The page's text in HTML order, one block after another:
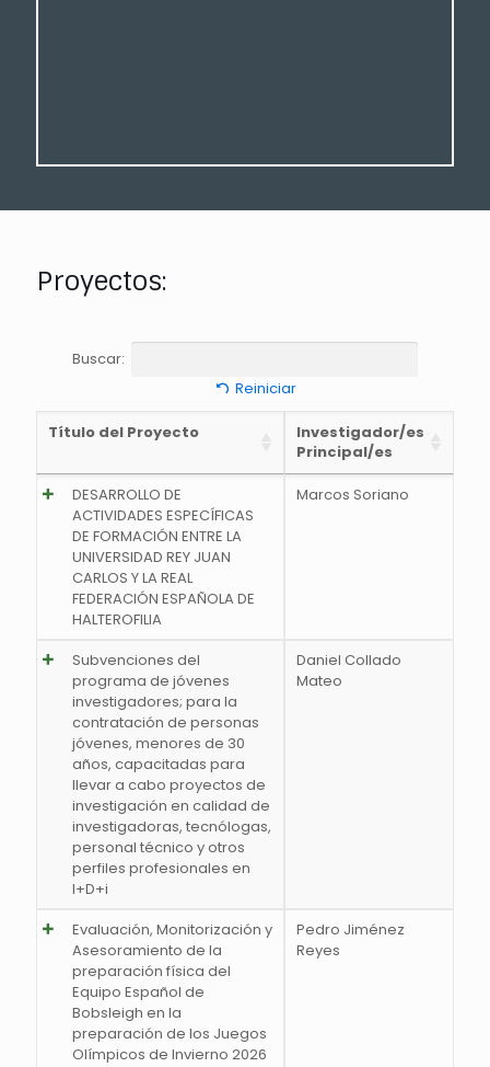
Proyectos:
Buscar:
Reiniciar
Título del Proyecto
Investigador/es
Principal/es
DESARROLLO DE
ACTIVIDADES ESPECÍFICAS
DE FORMACIÓN ENTRE LA
UNIVERSIDAD REY JUAN
CARLOS Y LA REAL
FEDERACIÓN ESPAÑOLA DE
HALTEROFILIA
Marcos Soriano
Subvenciones del
programa de jóvenes
investigadores; para la
contratación de personas
jóvenes, menores de 30
años, capacitadas para
llevar a cabo proyectos de
investigación en calidad de
investigadoras, tecnólogas,
personal técnico y otros
perfiles profesionales en
I+D+i
Daniel Collado
Mateo
Evaluación, Monitorización y
Asesoramiento de la
preparación física del
Equipo Español de
Bobsleigh en la
preparación de los Juegos
Olímpicos de Invierno 2026
Pedro Jiménez
Reyes